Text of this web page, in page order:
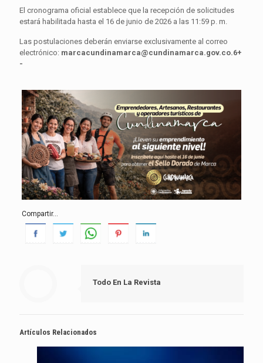
El cronograma oficial establece que la recepción de solicitudes
estará habilitada hasta el 16 de junio de 2026 a las 11:59 p. m.
Las postulaciones deberán enviarse exclusivamente al correo
electrónico: marcacundinamarca@cundinamarca.gov.co.6+
-
Compartir...
Todo En La Revista
Artículos Relacionados